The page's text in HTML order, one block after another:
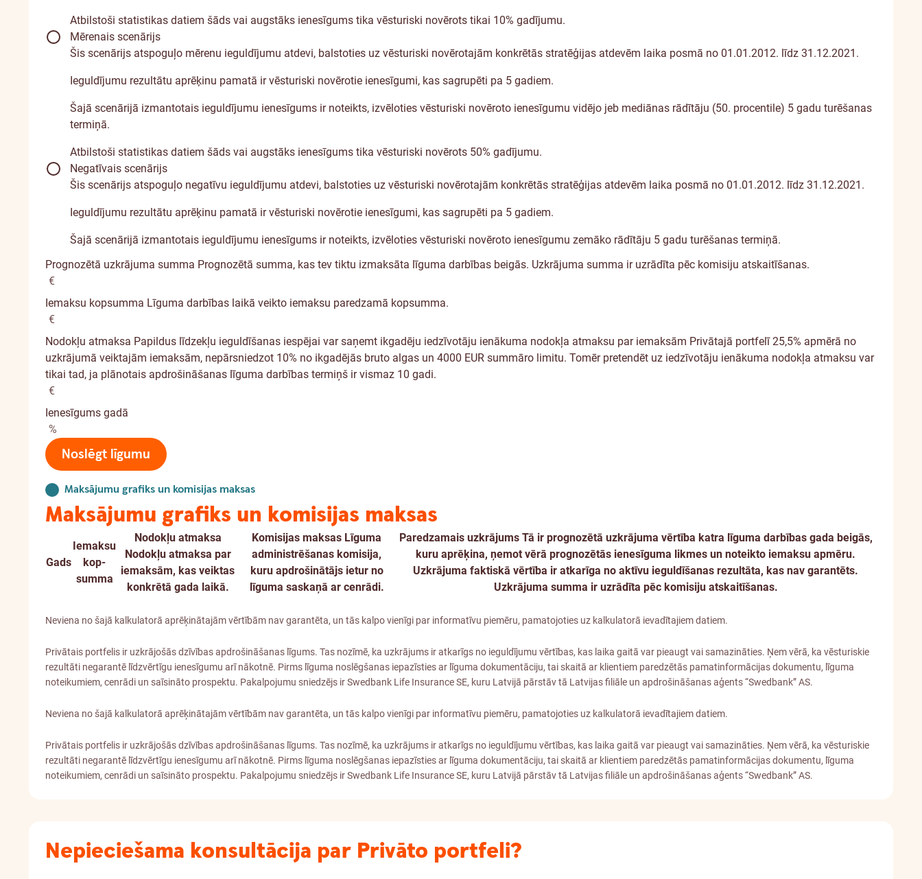
Atbilstoši statistikas datiem šāds vai augstāks ienesīgums tika vēsturiski novērots tikai 10% gadījumu.
Mērenais scenārijs
Šis scenārijs atspoguļo mērenu ieguldījumu atdevi, balstoties uz vēsturiski novērotajām konkrētās stratēģijas atdevēm laika posmā no 01.01.2012. līdz 31.12.2021.
Ieguldījumu rezultātu aprēķinu pamatā ir vēsturiski novērotie ienesīgumi, kas sagrupēti pa 5 gadiem.
Šajā scenārijā izmantotais ieguldījumu ienesīgums ir noteikts, izvēloties vēsturiski novēroto ienesīgumu vidējo jeb mediānas rādītāju (50. procentile) 5 gadu turēšanas
termiņā.
Atbilstoši statistikas datiem šāds vai augstāks ienesīgums tika vēsturiski novērots 50% gadījumu.
Negatīvais scenārijs
Šis scenārijs atspoguļo negatīvu ieguldījumu atdevi, balstoties uz vēsturiski novērotajām konkrētās stratēģijas atdevēm laika posmā no 01.01.2012. līdz 31.12.2021.
Ieguldījumu rezultātu aprēķinu pamatā ir vēsturiski novērotie ienesīgumi, kas sagrupēti pa 5 gadiem.
Šajā scenārijā izmantotais ieguldījumu ienesīgums ir noteikts, izvēloties vēsturiski novēroto ienesīgumu zemāko rādītāju 5 gadu turēšanas termiņā.
Prognozētā uzkrājuma summa Prognozētā summa, kas tev tiktu izmaksāta līguma darbības beigās. Uzkrājuma summa ir uzrādīta pēc komisiju atskaitīšanas.
€
Iemaksu kopsumma Līguma darbības laikā veikto iemaksu paredzamā kopsumma.
€
Nodokļu atmaksa Papildus līdzekļu ieguldīšanas iespējai var saņemt ikgadēju iedzīvotāju ienākuma nodokļa atmaksu par iemaksām Privātajā portfelī 25,5% apmērā no
uzkrājumā veiktajām iemaksām, nepārsniedzot 10% no ikgadējās bruto algas un 4000 EUR summāro limitu. Tomēr pretendēt uz iedzīvotāju ienākuma nodokļa atmaksu var
tikai tad, ja plānotais apdrošināšanas līguma darbības termiņš ir vismaz 10 gadi.
€
Ienesīgums gadā
%
Noslēgt līgumu
Maksājumu grafiks un komisijas maksas
Maksājumu grafiks un komisijas maksas
Gads
Iemaksu
kop­
summa
Nodokļu atmaksa
Nodokļu atmaksa par
iemaksām, kas veiktas
konkrētā gada laikā.
Komisijas maksas Līguma
administrēšanas komisija,
kuru apdrošinātājs ietur no
līguma saskaņā ar cenrādi.
Pared­zamais uzkrā­jums Tā ir prognozētā uzkrājuma vērtība katra līguma darbības gada beigās,
kuru aprēķina, ņemot vērā prognozētās ienesīguma likmes un noteikto iemaksu apmēru.
Uzkrājuma faktiskā vērtība ir atkarīga no aktīvu ieguldīšanas rezultāta, kas nav garantēts.
Uzkrājuma summa ir uzrādīta pēc komisiju atskaitīšanas.
Neviena no šajā kalkulatorā aprēķinātajām vērtībām nav garantēta, un tās kalpo vienīgi par informatīvu piemēru, pamatojoties uz kalkulatorā ievadītajiem datiem.
Privātais portfelis ir uzkrājošās dzīvības apdrošināšanas līgums. Tas nozīmē, ka uzkrājums ir atkarīgs no ieguldījumu vērtības, kas laika gaitā var pieaugt vai samazināties. Ņem vērā, ka vēsturiskie
rezultāti negarantē līdzvērtīgu ienesīgumu arī nākotnē. Pirms līguma noslēgšanas iepazīsties ar līguma dokumentāciju, tai skaitā ar klientiem paredzētās pamatinformācijas dokumentu, līguma
noteikumiem, cenrādi un saīsināto prospektu. Pakalpojumu sniedzējs ir Swedbank Life Insurance SE, kuru Latvijā pārstāv tā Latvijas filiāle un apdrošināšanas aģents “Swedbank” AS.
Neviena no šajā kalkulatorā aprēķinātajām vērtībām nav garantēta, un tās kalpo vienīgi par informatīvu piemēru, pamatojoties uz kalkulatorā ievadītajiem datiem.
Privātais portfelis ir uzkrājošās dzīvības apdrošināšanas līgums. Tas nozīmē, ka uzkrājums ir atkarīgs no ieguldījumu vērtības, kas laika gaitā var pieaugt vai samazināties. Ņem vērā, ka vēsturiskie
rezultāti negarantē līdzvērtīgu ienesīgumu arī nākotnē. Pirms līguma noslēgšanas iepazīsties ar līguma dokumentāciju, tai skaitā ar klientiem paredzētās pamatinformācijas dokumentu, līguma
noteikumiem, cenrādi un saīsināto prospektu. Pakalpojumu sniedzējs ir Swedbank Life Insurance SE, kuru Latvijā pārstāv tā Latvijas filiāle un apdrošināšanas aģents “Swedbank” AS.
Nepieciešama konsultācija par Privāto portfeli?